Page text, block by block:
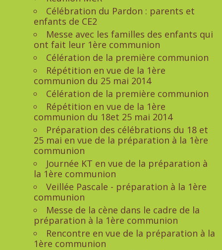
Célébration du Pardon : parents et
enfants de CE2
Messe avec les familles des enfants qui
ont fait leur 1ère communion
Célération de la première communion
Répétition en vue de la 1ère
communion du 25 mai 2014
Célération de la première communion
Répétition en vue de la 1ère
communion du 18et 25 mai 2014
Préparation des célébrations du 18 et
25 mai en vue de la préparation à la 1ère
communion
Journée KT en vue de la préparation à
la 1ère communion
Veillée Pascale - préparation à la 1ère
communion
Messe de la cène dans le cadre de la
préparation à la 1ère communion
Rencontre en vue de la préparation à la
1ère communion